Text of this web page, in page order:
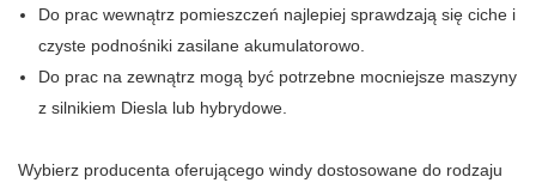
Do prac wewnątrz pomieszczeń najlepiej sprawdzają się ciche i
czyste podnośniki zasilane akumulatorowo.
Do prac na zewnątrz mogą być potrzebne mocniejsze maszyny
z silnikiem Diesla lub hybrydowe.
Wybierz producenta oferującego windy dostosowane do rodzaju